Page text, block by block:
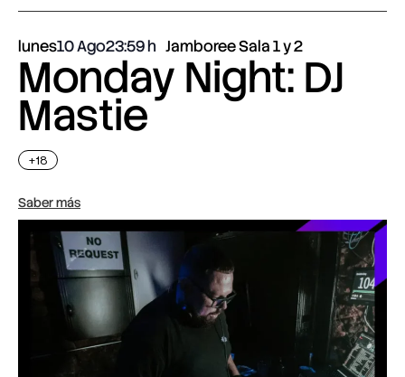
lunes10 Ago23:59 Jamboree Sala 1 y 2
Monday Night: DJ
Mastie
+18
Saber más